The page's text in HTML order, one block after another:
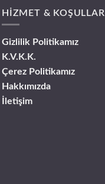
HİZMET & KOŞULLAR
Gizlilik Politikamız
K.V.K.K.
Çerez Politikamız
Hakkımızda
İletişim